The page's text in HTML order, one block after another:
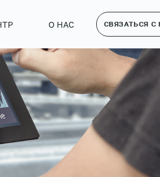
О НАС СВЯЗАТЬСЯ С